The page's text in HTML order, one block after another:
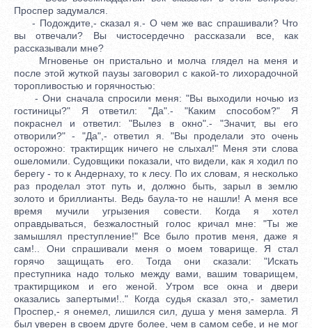
Проспер задумался.
- Подождите,- сказал я.- О чем же вас спрашивали? Что
вы отвечали? Вы чистосердечно рассказали все, как
рассказывали мне?
Мгновенье он пристально и молча глядел на меня и
после этой жуткой паузы заговорил с какой-то лихорадочной
торопливостью и горячностью:
- Они сначала спросили меня: "Вы выходили ночью из
гостиницы?" Я ответил: "Да".- "Каким способом?" Я
покраснел и ответил: "Вылез в окно".- "Значит, вы его
отворили?" - "Да",- ответил я. "Вы проделали это очень
осторожно: трактирщик ничего не слыхал!" Меня эти слова
ошеломили. Судовщики показали, что видели, как я ходил по
берегу - то к Андернаху, то к лесу. По их словам, я несколько
раз проделал этот путь и, должно быть, зарыл в землю
золото и бриллианты. Ведь баула-то не нашли! А меня все
время мучили угрызения совести. Когда я хотел
оправдываться, безжалостный голос кричал мне: "Ты же
замышлял преступление!" Все было против меня, даже я
сам!.. Они спрашивали меня о моем товарище. Я стал
горячо защищать его. Тогда они сказали: "Искать
преступника надо только между вами, вашим товарищем,
трактирщиком и его женой. Утром все окна и двери
оказались запертыми!.." Когда судья сказал это,- заметил
Проспер,- я онемел, лишился сил, душа у меня замерла. Я
был уверен в своем друге более, чем в самом себе, и не мог